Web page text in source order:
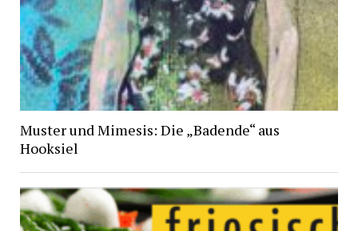
Muster und Mimesis: Die „Badende“ aus
Hooksiel